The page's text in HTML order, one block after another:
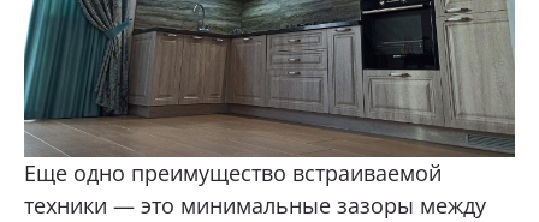
Еще одно преимущество встраиваемой
техники — это минимальные зазоры между